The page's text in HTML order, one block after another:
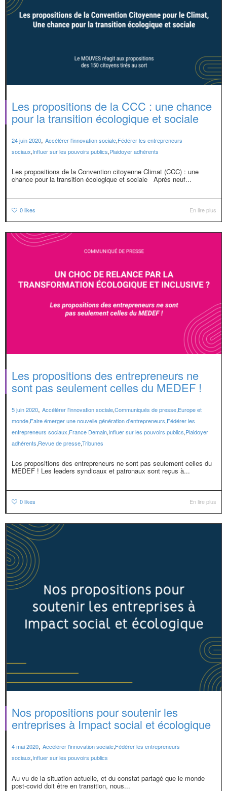
Les propositions de la CCC : une chance
pour la transition écologique et sociale
24 juin 2020, Accélérer l'innovation sociale,Fédérer les entrepreneurs
sociaux,Influer sur les pouvoirs publics,Plaidoyer adhérents
Les propositions de la Convention citoyenne Climat (CCC) : une
chance pour la transition écologique et sociale Après neuf...
0likes En lire plus
Les propositions des entrepreneurs ne
sont pas seulement celles du MEDEF !
5 juin 2020, Accélérer l'innovation sociale,Communiqués de presse,Europe et
monde,Faire émerger une nouvelle génération d'entrepreneurs,Fédérer les
entrepreneurs sociaux,France Demain,Influer sur les pouvoirs publics,Plaidoyer
adhérents,Revue de presse,Tribunes
Les propositions des entrepreneurs ne sont pas seulement celles du
MEDEF ! Les leaders syndicaux et patronaux sont reçus à...
0likes En lire plus
Nos propositions pour soutenir les
entreprises à Impact social et écologique
4 mai 2020, Accélérer l'innovation sociale,Fédérer les entrepreneurs
sociaux,Influer sur les pouvoirs publics
Au vu de la situation actuelle, et du constat partagé que le monde
post-covid doit être en transition, nous...